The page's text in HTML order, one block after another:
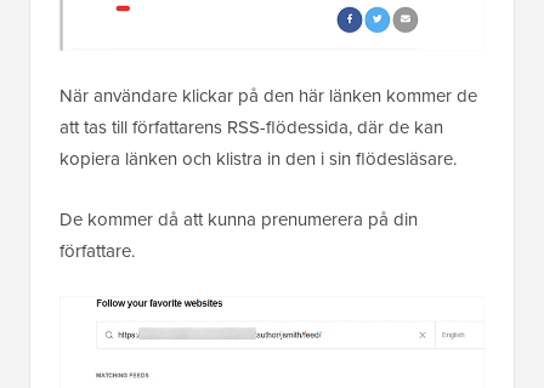
När användare klickar på den här länken kommer de
att tas till författarens RSS-flödessida, där de kan
kopiera länken och klistra in den i sin flödesläsare.
De kommer då att kunna prenumerera på din
författare.